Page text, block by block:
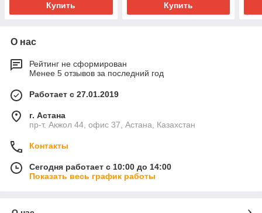
Купить Купить
О нас
Рейтинг не сформирован
Менее 5 отзывов за последний год
Работает с 27.01.2019
г. Астана
пр-т. Акжол 44, офис 37, Астана, Казахстан
Контакты
Сегодня работает с 10:00 до 14:00
Показать весь график работы